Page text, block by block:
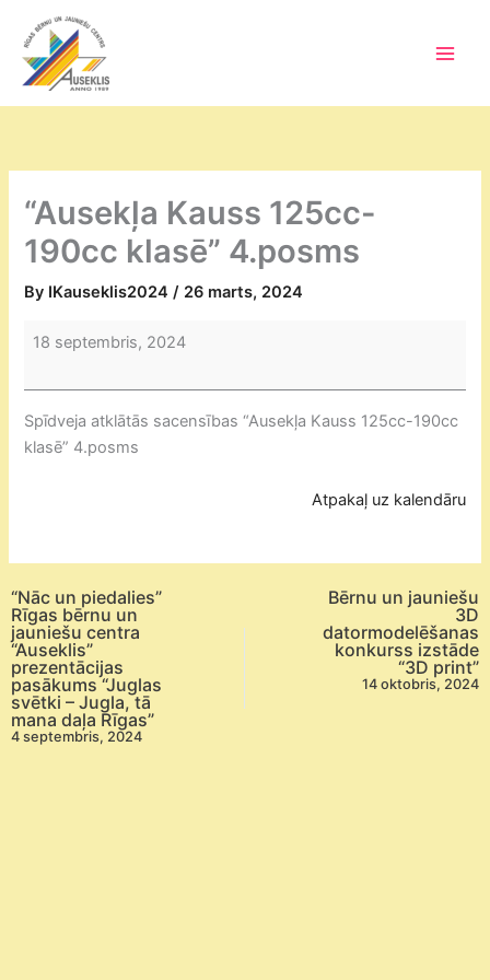
content
“Ausekļa Kauss 125cc-
190cc klasē” 4.posms
By IKauseklis2024/ 26 marts, 2024
“Ausekļa
125cc-
190cc
klasē”
18 septembris, 2024
Spīdveja atklātās sacensības “Ausekļa Kauss 125cc-190cc
klasē” 4.posms
Atpakaļ uz kalendāru
“Nāc un piedalies”
Rīgas bērnu un
jauniešu centra
“Auseklis”
prezentācijas
pasākums “Juglas
svētki – Jugla, tā
mana daļa Rīgas”
4 septembris, 2024
Bērnu un jauniešu
3D
datormodelēšanas
konkurss izstāde
“3D print”
14 oktobris, 2024